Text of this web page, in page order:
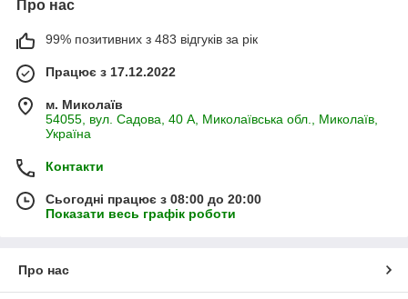
Про нас
99% позитивних з 483 відгуків за рік
Працює з 17.12.2022
м. Миколаїв
54055, вул. Садова, 40 А, Миколаївська обл., Миколаїв,
Україна
Контакти
Сьогодні працює з 08:00 до 20:00
Показати весь графік роботи
Про нас